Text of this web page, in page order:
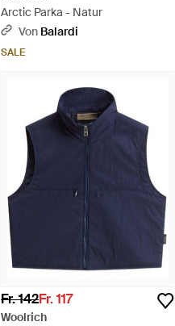
Arctic Parka - Natur
Von Balardi
SALE
Fr. 142Fr. 117
Woolrich